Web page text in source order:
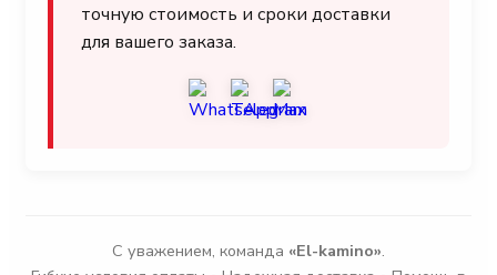
точную стоимость и сроки доставки
для вашего заказа.
С уважением, команда «El-kamino».